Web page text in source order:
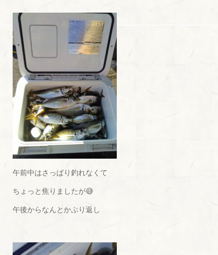
午前中はさっぱり釣れなくて
ちょっと焦りましたが😅
午後からなんとかぶり返し